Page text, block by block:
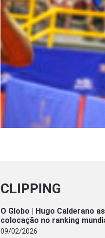
CLIPPING
O Globo | Hugo Calderano
colocação no ranking
09/02/2026